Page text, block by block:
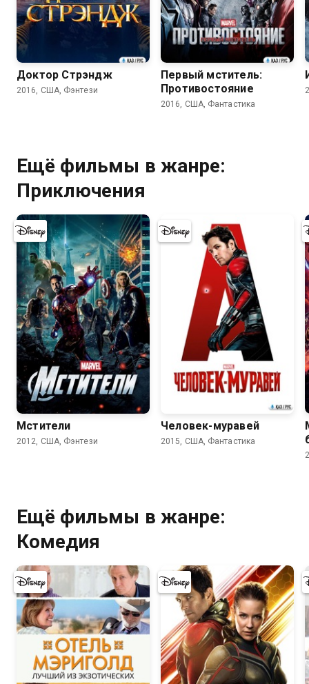
7.5
Доктор Стрэндж
2016, США, Фэнтези
7.4
Первый мститель:
Противостояние
2016, США, Фантастика
Ещё фильмы в жанре:
Приключения
7.9
Мстители
2012, США, Фэнтези
7.1
Человек-муравей
2015, США, Фантастика
Ещё фильмы в жанре:
Комедия